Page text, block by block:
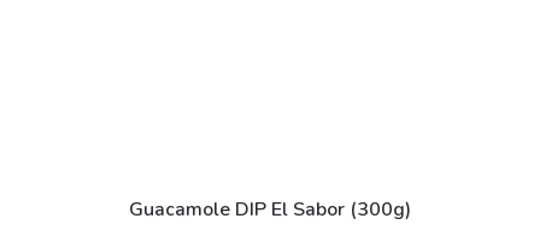
Guacamole DIP El Sabor (300g)